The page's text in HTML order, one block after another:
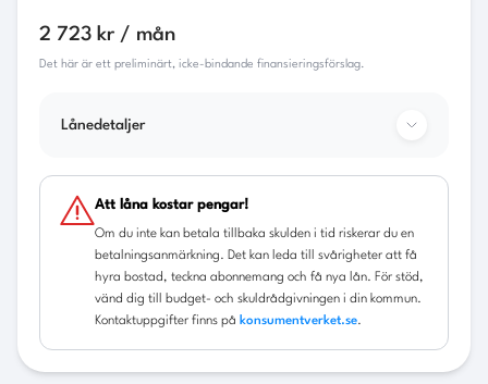
2 723 kr / mån
Det här är ett preliminärt, icke-bindande finansieringsförslag.
Lånedetaljer
Bilens pris
Kontantinsats 49 960kr
Lånebelopp 199 840kr
Restvärde
Ränta 6.95%
Att låna kostar pengar!
Om du inte kan betala tillbaka skulden i tid riskerar du en
betalningsanmärkning. Det kan leda till svårigheter att få
hyra bostad, teckna abonnemang och få nya lån. För stöd,
vänd dig till budget- och skuldrådgivningen i din kommun.
Kontaktuppgifter finns på konsumentverket.se.